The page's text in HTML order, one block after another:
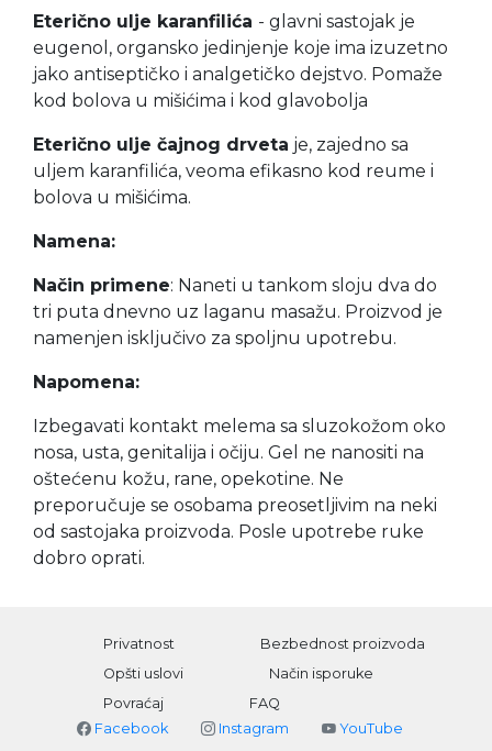
Eterično ulje karanfilića - glavni sastojak je
eugenol, organsko jedinjenje koje ima izuzetno
jako antiseptičko i analgetičko dejstvo. Pomaže
kod bolova u mišićima i kod glavobolja
Eterično ulje čajnog drveta je, zajedno sa
uljem karanfilića, veoma efikasno kod reume i
bolova u mišićima.
Namena:
Način primene: Naneti u tankom sloju dva do
tri puta dnevno uz laganu masažu. Proizvod je
namenjen isključivo za spoljnu upotrebu.
Napomena:
Izbegavati kontakt melema sa sluzokožom oko
nosa, usta, genitalija i očiju. Gel ne nanositi na
oštećenu kožu, rane, opekotine. Ne
preporučuje se osobama preosetljivim na neki
od sastojaka proizvoda. Posle upotrebe ruke
dobro oprati.
Privatnost
Bezbednost proizvoda
Opšti uslovi
Način isporuke
Povraćaj
FAQ
Facebook
Instagram YouTube